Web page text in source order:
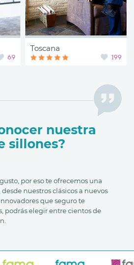
nuestra
sillones?
por eso te ofrecemos una
nuestros clásicos a nuevos
que seguro te
podrás elegir entre cientos de
69
Toscana
199